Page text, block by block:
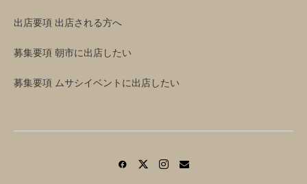
出店要項 出店される方へ
募集要項 朝市に出店したい
募集要項 ムサシイベントに出店したい